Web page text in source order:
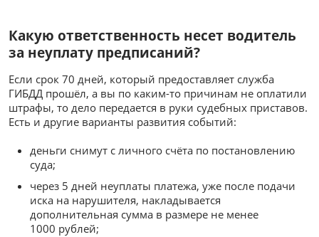
Какую ответственность несет водитель
за неуплату предписаний?
Если срок 70 дней, который предоставляет служба
ГИБДД прошёл, а вы по каким-то причинам не оплатили
штрафы, то дело передается в руки судебных приставов.
Есть и другие варианты развития событий:
деньги снимут с личного счёта по постановлению
суда;
через 5 дней неуплаты платежа, уже после подачи
иска на нарушителя, накладывается
дополнительная сумма в размере не менее
1000 рублей;